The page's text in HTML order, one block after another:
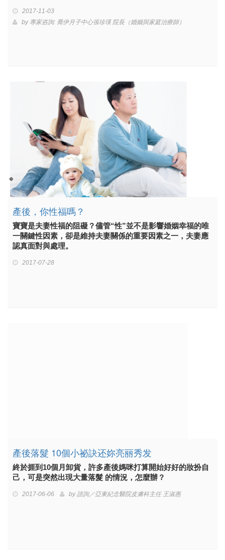
2017-11-03
by 專家咨詢: 喬伊月子中心張珍瑛 院長（婚姻與家庭治療師）
產後，你性福嗎？
寶寶是夫妻性福的阻礙？儘管“性”並不是影響婚姻幸福的唯
一關鍵性因素，卻是維持夫妻關係的重要因素之一，夫妻應
認真面對與處理。
2017-07-28
產後落髮 10個小祕訣还妳亮丽秀发
終於捱到10個月卸貨，許多產後媽咪打算開始好好的妝扮自
己，可是突然出現大量落髮 的情況，怎麼辦？
2017-06-06 by諮詢／亞東紀念醫院皮膚科主任 王淑惠